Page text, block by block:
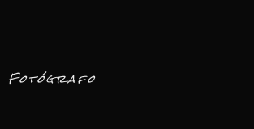
Fotógrafo